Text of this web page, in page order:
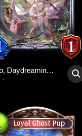
Mino, Daydreaming Reaper
-